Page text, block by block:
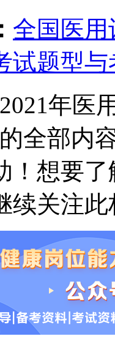
全国医
试题型
年医
全部内
！想要
续关注此